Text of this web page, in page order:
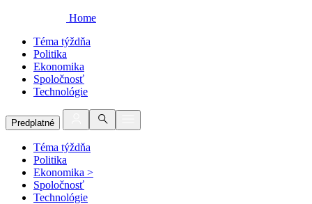
Home
Téma týždňa
Politika
Ekonomika
Spoločnosť
Technológie
Predplatné
Téma týždňa
Politika
Ekonomika >
Spoločnosť
Technológie